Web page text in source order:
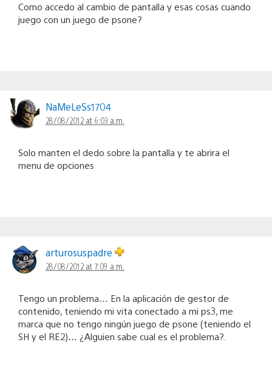
Como accedo al cambio de pantalla y esas cosas cuando
juego con un juego de psone?
NaMeLeSs1704
28/08/2012 at 6:03 a.m.
Solo manten el dedo sobre la pantalla y te abrira el
menu de opciones
arturosuspadre
28/08/2012 at 7:09 a.m.
Tengo un problema… En la aplicación de gestor de
contenido, teniendo mi vita conectado a mi ps3, me
marca que no tengo ningún juego de psone (teniendo el
SH y el RE2)… ¿Alguien sabe cual es el problema?.